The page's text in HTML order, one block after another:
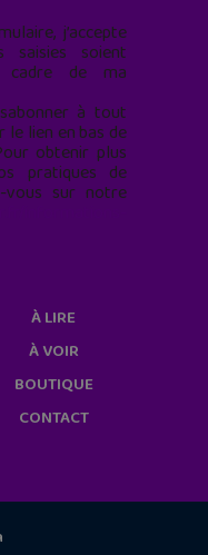
j’accepte
saisies soient
cadre de ma
à tout
lien en bas de
obtenir plus
pratiques de
vous sur notre
À LIRE
À VOIR
BOUTIQUE
CONTACT